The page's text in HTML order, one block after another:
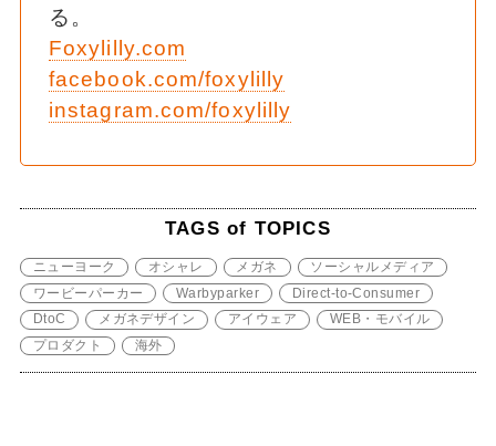
る。
Foxylilly.com
facebook.com/foxylilly
instagram.com/foxylilly
TAGS of TOPICS
ニューヨーク オシャレ メガネ
ソーシャルメディア
ワービーパーカー
Warbyparker
Direct-to-Consumer
DtoC
メガネデザイン アイウェア
WEB・モバイル
プロダクト
海外